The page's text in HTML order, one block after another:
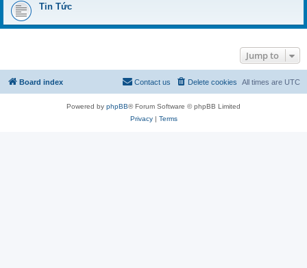
Tin Tức
Jump to
Board index All times are UTC
Delete cookies
Contact us
Powered by phpBB® Forum Software © phpBB Limited
Privacy| Terms